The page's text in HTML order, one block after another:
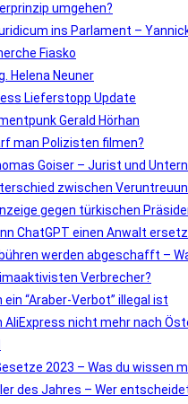
umgehen?
ins Parlament –
Fiasko
Helena Neuner
Lieferstopp Update
Gerald Hörhan
man Polizisten filmen?
Goiser – Jurist und
zwischen
gegen türkischen
ChatGPT einen Anwalt
werden abgeschafft –
Verbrecher?
ein “Araber-Verbot” illegal ist
AliExpress nicht mehr nach
2023 – Was du wissen
des Jahres – Wer